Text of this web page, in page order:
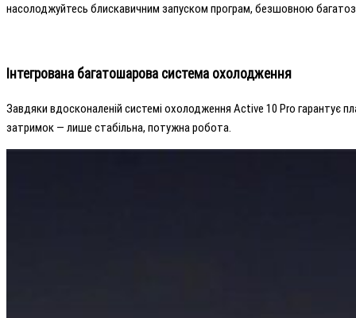
насолоджуйтесь блискавичним запуском програм, безшовною
Інтегрована багатошарова система охолодження
Завдяки вдосконаленій системі охолодження Active 10 Pro гарантує
затримок — лише стабільна, потужна робота.